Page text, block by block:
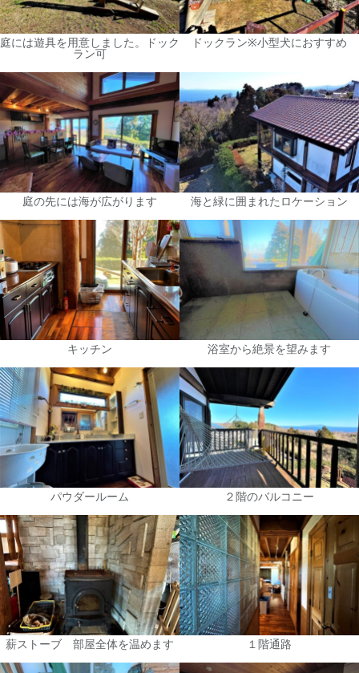
庭には遊具を用意しました。ドック
ラン可
ドックラン※小型犬におすすめ
庭の先には海が広がります 海と緑に囲まれたロケーション
キッチン 浴室から絶景を望みます
パウダールーム ２階のバルコニー
薪ストーブ 部屋全体を温めます １階通路